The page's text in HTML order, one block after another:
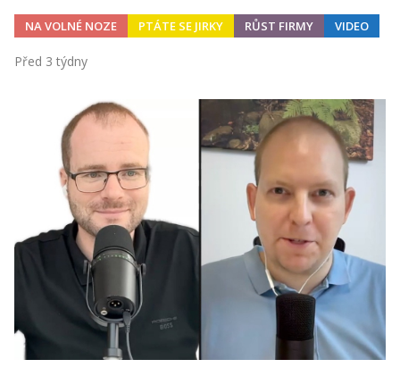
NA VOLNÉ NOZE PTÁTE SE JIRKY RŮST FIRMY VIDEO
Před 3 týdny